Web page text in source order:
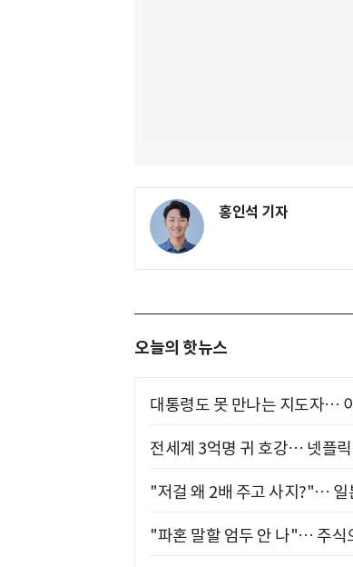
홍인석 기자
오늘의 핫뉴스
대통령도 못 만나는 지도자…
전세계 3억명 귀 호강… 넷플
"저걸 왜 2배 주고 사지?"… 일
"파혼 말할 엄두 안 나"… 주식